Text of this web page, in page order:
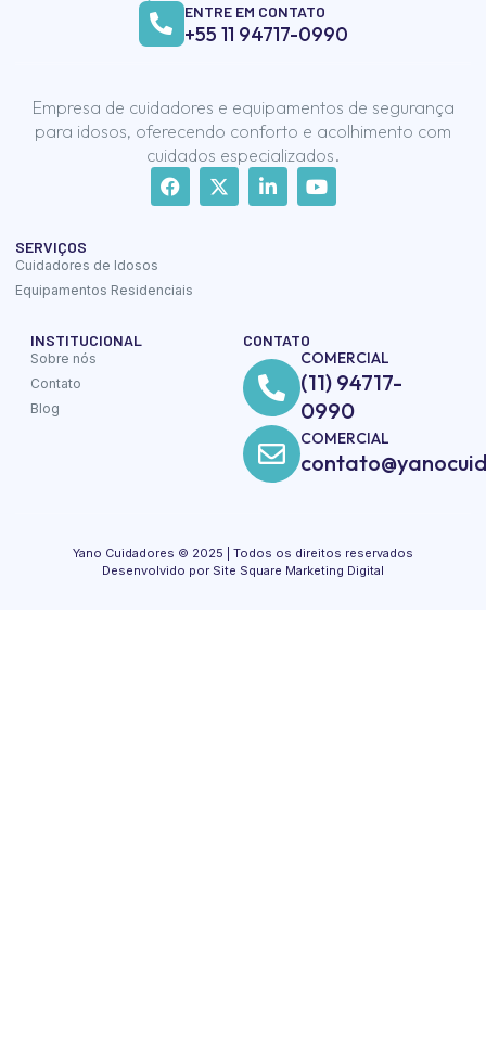
ENTRE EM CONTATO
+55 11 94717-0990
Empresa de cuidadores e equipamentos de segurança
para idosos, oferecendo conforto e acolhimento com
cuidados especializados.
SERVIÇOS
Cuidadores de Idosos
Equipamentos Residenciais
INSTITUCIONAL
Sobre nós
Contato
Blog
CONTATO
COMERCIAL
(11) 94717-
0990
COMERCIAL
Yano Cuidadores © 2025 | Todos os direitos reservados
Desenvolvido por Site Square Marketing Digital